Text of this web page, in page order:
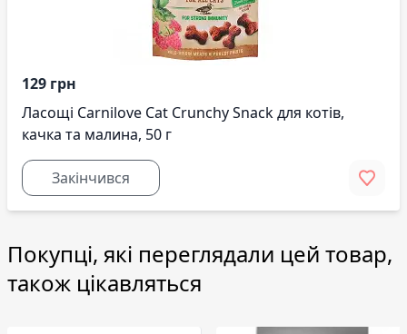
129 грн
Ласощі Carnilove Cat Crunchy Snack для котів,
качка та малина, 50 г
Закінчився
Покупці, які переглядали цей товар,
також цікавляться